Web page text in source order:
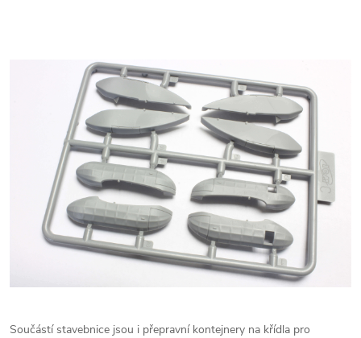
Součástí stavebnice jsou i přepravní kontejnery na křídla pro